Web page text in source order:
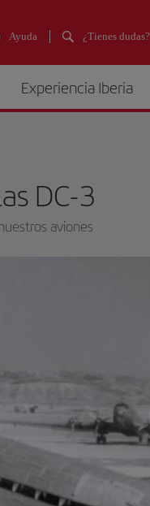
Ayuda ¿Tienes dudas?
Experiencia Iberia
DC-3
aviones